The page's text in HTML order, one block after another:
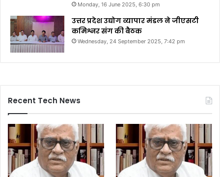
Monday, 16 June 2025, 6:30 pm
उत्तर प्रदेश उद्योग व्यापार मंडल ने जीएसटी
कमिश्नर संग की बैठक
Wednesday, 24 September 2025, 7:42 pm
Recent Tech News